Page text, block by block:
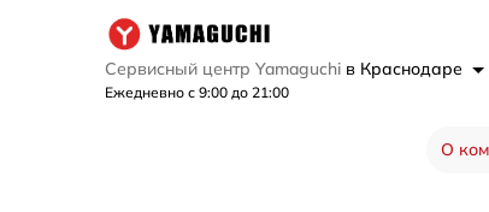
Сервисный центр Yamaguchi в Краснодаре
Ежедневно с 9:00 до 21:00
О